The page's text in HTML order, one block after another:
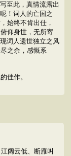
至此，真情流露出
！词人的亡国之
始终不肯出仕，
仰身世，无所寄
词人遗世独立之风
之余，感慨系
佳作。
阔云低、断雁叫